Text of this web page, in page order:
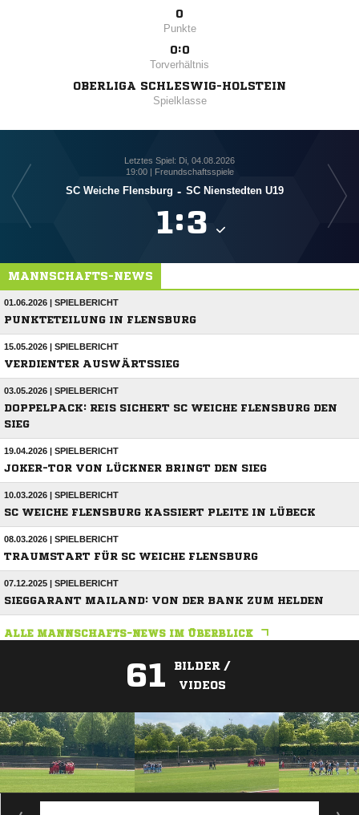
0
Punkte
0:0
Torverhältnis
OBERLIGA SCHLESWIG-HOLSTEIN
Spielklasse
Letztes Spiel: Di, 04.08.2026
19:00 | Freundschaftsspiele
SC Weiche Flensburg - SC Nienstedten U19
:
MANNSCHAFTS-NEWS
01.06.2026 | SPIELBERICHT
PUNKTETEILUNG IN FLENSBURG
15.05.2026 | SPIELBERICHT
VERDIENTER AUSWÄRTSSIEG
03.05.2026 | SPIELBERICHT
DOPPELPACK: REIS SICHERT SC WEICHE FLENSBURG DEN
SIEG
19.04.2026 | SPIELBERICHT
JOKER-TOR VON LÜCKNER BRINGT DEN SIEG
10.03.2026 | SPIELBERICHT
SC WEICHE FLENSBURG KASSIERT PLEITE IN LÜBECK
08.03.2026 | SPIELBERICHT
TRAUMSTART FÜR SC WEICHE FLENSBURG
07.12.2025 | SPIELBERICHT
SIEGGARANT MAILAND: VON DER BANK ZUM HELDEN
ALLE MANNSCHAFTS-NEWS IM ÜBERBLICK
61
BILDER /
VIDEOS
ANZEIGE